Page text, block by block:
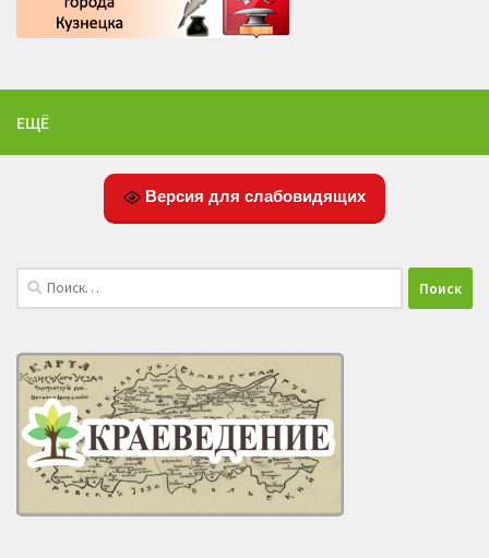
ЕЩЁ
Версия для слабовидящих
Найти: